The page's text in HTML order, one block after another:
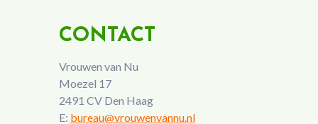
CONTACT
Vrouwen van Nu
Moezel 17
2491 CV Den Haag
E: bureau@vrouwenvannu.nl